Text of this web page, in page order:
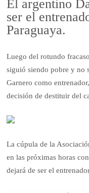
El argentino
ser el
Paraguaya.
Luego del rotundo
siguió siendo pobre y no
Garnero como
decisión de destituir del
La cúpula de la
en las próximas horas
dejará de ser el